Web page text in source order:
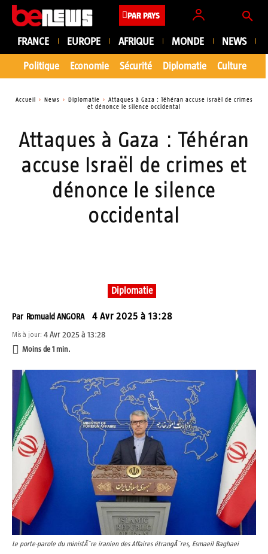
PAR PAYS
FRANCE EUROPE AFRIQUE MONDE NEWS
Politique Economie Sécurité Diplomatie Culture
Accueil News Diplomatie
Attaques à Gaza : Téhéran accuse Israël de crimes
et dénonce le silence occidental
Attaques à Gaza : Téhéran
accuse Israël de crimes et
dénonce le silence
occidental
Diplomatie
Par Romuald ANGORA 4 Avr 2025 à 13:28
Mis à jour: 4 Avr 2025 à 13:28
Moins de 1 min.
Le porte-parole du ministÃ¨re iranien des Affaires étrangÃ¨res, Esmaeil Baghaei